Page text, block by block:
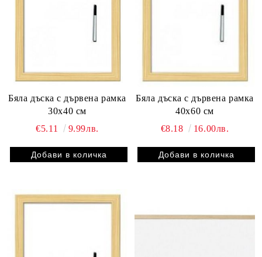
Бяла дъска с дървена рамка
30х40 см
€5.11
9.99лв.
Бяла дъска с дървена рамка
40х60 см
€8.18
16.00лв.